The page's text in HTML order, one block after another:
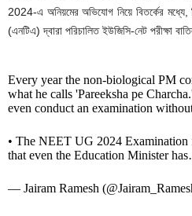
2024-এ অনিয়মের অভিযোগ নিয়ে বিতর্কের মধ্যে,
(এনটিএ) দ্বারা পরিচালিত ইউজিসি-নেট পরীক্ষা
Every year the non-biological PM
what he calls 'Pareeksha pe
even conduct an examination
• The NEET UG 2024 Examination
that even the Education Minister
— Jairam Ramesh